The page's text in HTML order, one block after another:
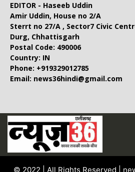
EDITOR - Haseeb Uddin
Amir Uddin, House no 2/A
Sterrt no 27/A , Sector7 Civic
Durg, Chhattisgarh
Postal Code: 490006
Country: IN
Phone: +919329012785
Email: news36hindi@gmail.com
© 2022 | All Rights Reserved |